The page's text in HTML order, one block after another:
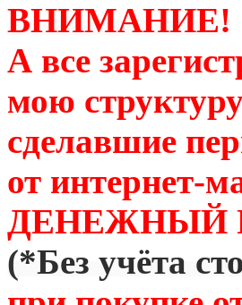
ВНИМАНИЕ!
А все
мою
сделавшие
от интернет-
ДЕНЕЖНЫЙ
(*Без учёта